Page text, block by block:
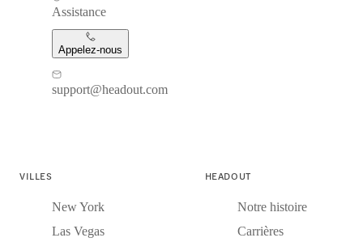
Assistance
Appelez-nous
support@headout.com
VILLES
New York
Las Vegas
HEADOUT
Notre histoire
Carrières